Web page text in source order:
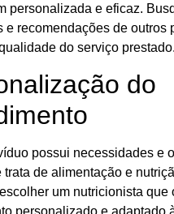
personalizada e eficaz.
e recomendações de outros
do serviço prestado.
do
possui necessidades e
trata de alimentação e
um nutricionista que